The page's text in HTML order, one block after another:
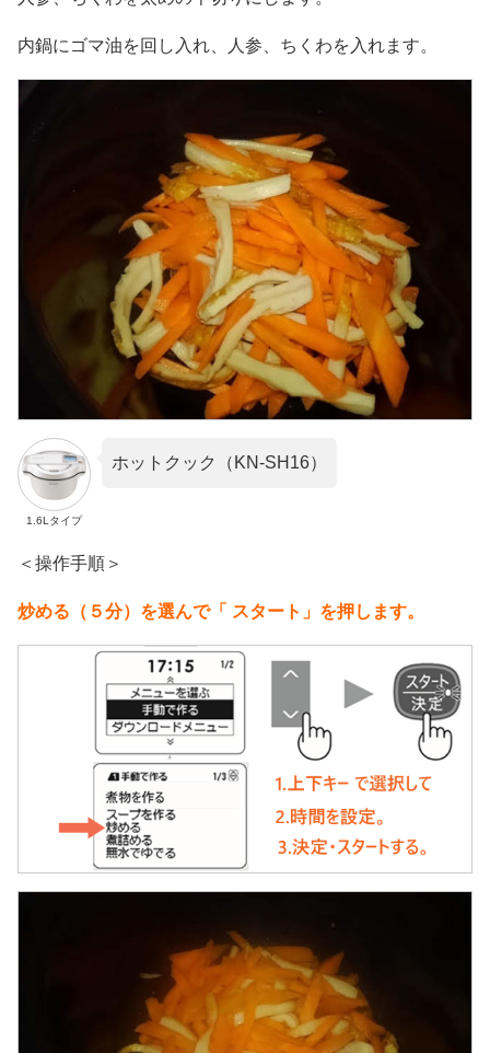
内鍋にゴマ油を回し入れ、人参、ちくわを入れます。
1.6Lタイプ
ホットクック（KN-SH16）
＜操作手順＞
炒める（５分）を選んで「 スタート」を押します。